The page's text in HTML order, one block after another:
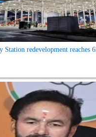
Station redevelopment reaches